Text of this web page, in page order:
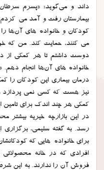
داند و می‌گوید: «پسرم
بیمارستان رفت و آمد می
کودکان و خانواده های آن‌ها
می کنند، حمایت کند. من که
دوست داشتم تا هر کمکی از
خانواده های آن‌ها انجام دهم.
درمان بیماری این کودکان را
نیز هست که کسی نمی پردازد
کمکی هر چند اندک برای تامین
در این بازارچه خیریه
رسد. به گفته سلیمی، برگزاری
برای خانواده هایی که
افرادی که در خانه محصولاتی
فروش آن را ندارند. به این